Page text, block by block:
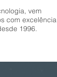
vem
com excelência
1996.